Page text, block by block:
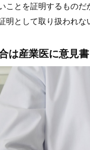
ことを証明するもの
明として取り扱われな
は産業医に意見